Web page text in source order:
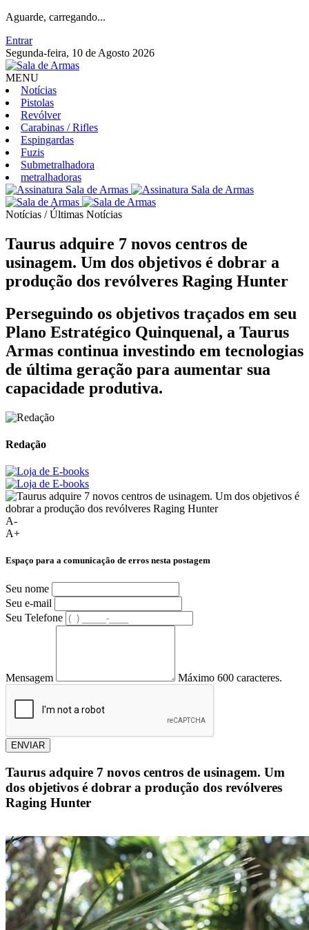
Aguarde, carregando...
Entrar
Segunda-feira, 10 de Agosto 2026
MENU
Notícias
Pistolas
Revólver
Carabinas / Rifles
Espingardas
Fuzis
Submetralhadora
metralhadoras
Notícias / Últimas Notícias
Taurus adquire 7 novos centros de
usinagem. Um dos objetivos é dobrar a
produção dos revólveres Raging Hunter
Perseguindo os objetivos traçados em seu
Plano Estratégico Quinquenal, a Taurus
Armas continua investindo em tecnologias
de última geração para aumentar sua
capacidade produtiva.
Redação
A-
A+
Espaço para a comunicação de erros nesta postagem
Seu nome
Seu e-mail
Seu Telefone
Mensagem Máximo 600 caracteres.
ENVIAR
Taurus adquire 7 novos centros de usinagem. Um
dos objetivos é dobrar a produção dos revólveres
Raging Hunter